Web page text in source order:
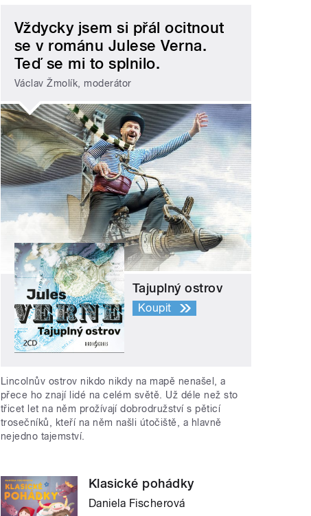
Vždycky jsem si přál ocitnout
se v románu Julese Verna.
Teď se mi to splnilo.
Václav Žmolík, moderátor
Tajuplný ostrov
Koupit
Lincolnův ostrov nikdo nikdy na mapě nenašel, a
přece ho znají lidé na celém světě. Už déle než sto
třicet let na něm prožívají dobrodružství s pěticí
trosečníků, kteří na něm našli útočiště, a hlavně
nejedno tajemství.
Klasické pohádky
Daniela Fischerová